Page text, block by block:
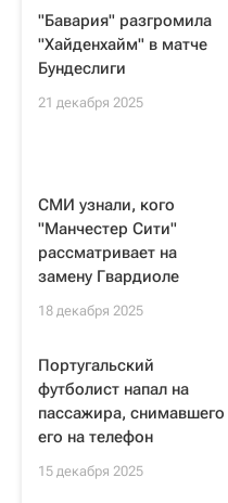
"Бавария" разгромила
"Хайденхайм" в матче
Бундеслиги
21 декабря 2025
СМИ узнали, кого
"Манчестер Сити"
рассматривает на
замену Гвардиоле
18 декабря 2025
Португальский
футболист напал на
пассажира, снимавшего
его на телефон
15 декабря 2025